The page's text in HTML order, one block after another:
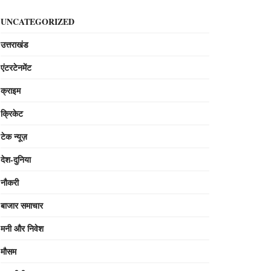
UNCATEGORIZED
उत्तराखंड
एंटरटेनमेंट
क्राइम
क्रिकेट
टेक न्यूज़
देश-दुनिया
नौकरी
बाजार समाचार
मनी और निवेश
मौसम